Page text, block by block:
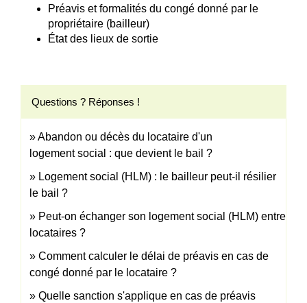
Préavis et formalités du congé donné par le
propriétaire (bailleur)
État des lieux de sortie
Questions ? Réponses !
Abandon ou décès du locataire d'un
logement social : que devient le bail ?
Logement social (HLM) : le bailleur peut-il résilier
le bail ?
Peut-on échanger son logement social (HLM) entre
locataires ?
Comment calculer le délai de préavis en cas de
congé donné par le locataire ?
Quelle sanction s'applique en cas de préavis